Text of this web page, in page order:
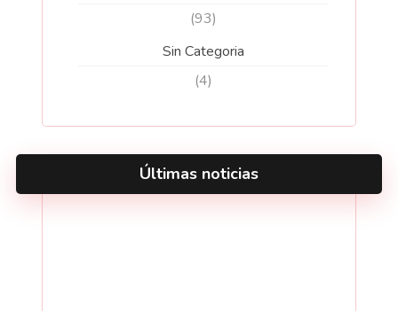
(93)
Sin Categoria
(4)
Últimas noticias